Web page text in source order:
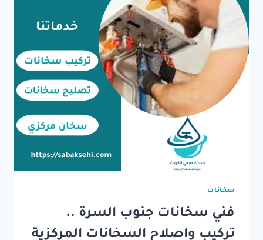
سخانات
فني سخانات جنوب السرة ..
تركيب واصلاح السخانات المركزية